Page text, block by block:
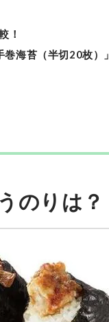
！
海苔（半切20枚）」
のりは？